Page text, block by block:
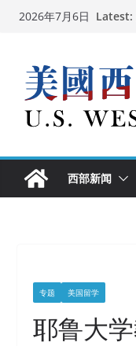
Skip2026年7月6日 Latest:
西部新闻
专题 美国留学
耶鲁大